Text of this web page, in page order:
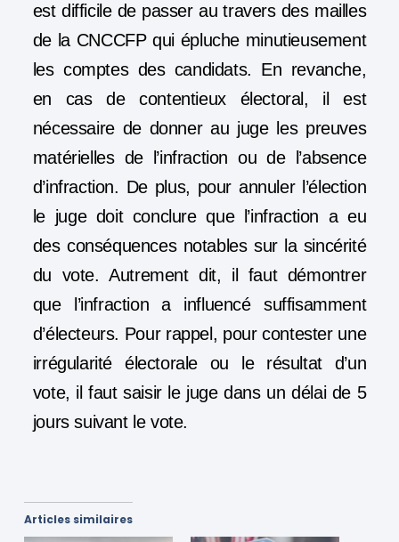
est difficile de passer au travers des mailles
de la CNCCFP qui épluche minutieusement
les comptes des candidats. En revanche,
en cas de contentieux électoral, il est
nécessaire de donner au juge les preuves
matérielles de l’infraction ou de l’absence
d’infraction. De plus, pour annuler l’élection
le juge doit conclure que l’infraction a eu
des conséquences notables sur la sincérité
du vote. Autrement dit, il faut démontrer
que l’infraction a influencé suffisamment
d’électeurs. Pour rappel, pour contester une
irrégularité électorale ou le résultat d’un
vote, il faut saisir le juge dans un délai de5
jourssuivant le vote.
Articles similaires